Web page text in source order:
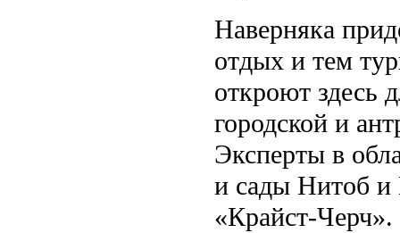
Наверняка
отдых и тем
откроют здесь
городской и
Эксперты в
и сады Нитоб и
«Крайст-Черч».